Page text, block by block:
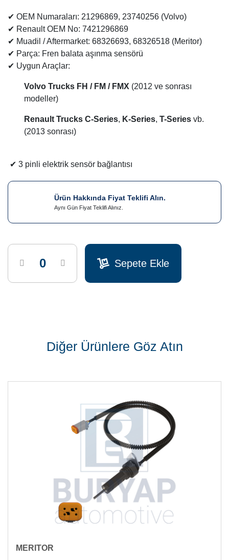
✔ OEM Numaraları: 21296869, 23740256 (Volvo)
✔ Renault OEM No: 7421296869
✔ Muadil / Aftermarket: 68326693, 68326518 (Meritor)
✔ Parça: Fren balata aşınma sensörü
✔ Uygun Araçlar:
Volvo Trucks FH / FM / FMX (2012 ve sonrası
modeller)
Renault Trucks C-Series, K-Series, T-Series vb.
(2013 sonrası)
✔ 3 pinli elektrik sensör bağlantısı
Ürün Hakkında Fiyat Teklifi Alın.
Aynı Gün Fiyat Teklifi Alınız.
Sepete Ekle
Diğer Ürünlere Göz Atın
MERITOR